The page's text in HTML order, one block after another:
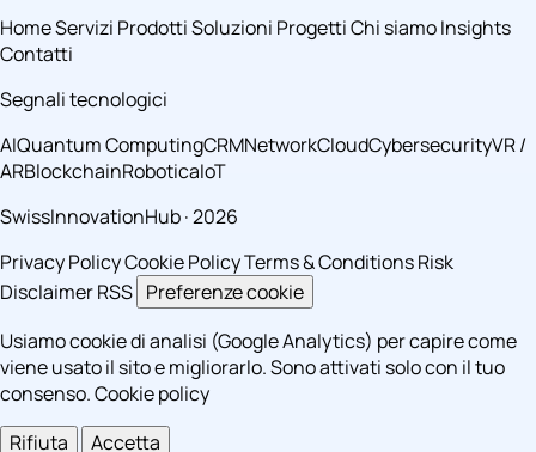
HomeServizi ProdottiSoluzioni ProgettiChi siamoInsights
Contatti
Segnali tecnologici
AIQuantum ComputingCRMNetworkCloudCybersecurityVR /
ARBlockchainRoboticaIoT
SwissInnovationHub · 2026
Privacy PolicyCookie PolicyTerms & ConditionsRisk
DisclaimerRSS Preferenze cookie
Usiamo cookie di analisi (Google Analytics) per capire come
viene usato il sito e migliorarlo. Sono attivati solo con il tuo
consenso.Cookie policy
Rifiuta
Accetta